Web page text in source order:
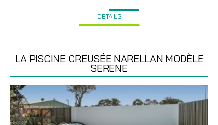
DÉTAILS
LA PISCINE CREUSÉE NARELLAN MODÈLE
SERENE